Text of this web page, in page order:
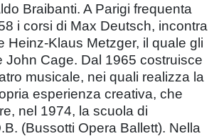
Braibanti. A Parigi frequenta
i corsi di Max Deutsch, incontra
Heinz-Klaus Metzger, il quale gli
John Cage. Dal 1965 costruisce
musicale, nei quali realizza la
esperienza creativa, che
nel 1974, la scuola di
(Bussotti Opera Ballett). Nella